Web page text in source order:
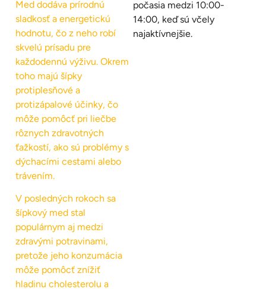
Med dodáva prírodnú
sladkosť a energetickú
hodnotu, čo z neho robí
skvelú prísadu pre
každodennú výživu. Okrem
toho majú šípky
protiplesňové a
protizápalové účinky, čo
môže pomôcť pri liečbe
rôznych zdravotných
ťažkostí, ako sú problémy s
dýchacími cestami alebo
trávením.
V posledných rokoch sa
šípkový med stal
populárnym aj medzi
zdravými potravinami,
pretože jeho konzumácia
môže pomôcť znížiť
hladinu cholesterolu a
počasia medzi 10:00-
14:00, keď sú včely
najaktívnejšie.